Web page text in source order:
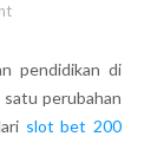
pendidikan di
satu perubahan
slot bet 200